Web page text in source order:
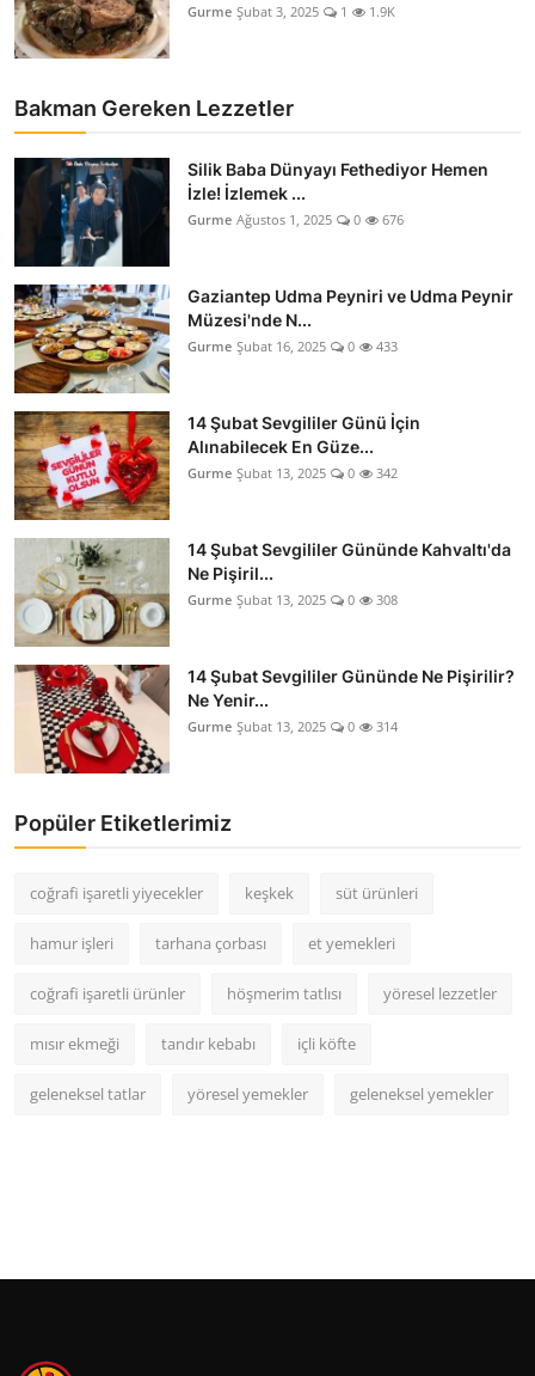
Gurme Şubat 3, 2025 1 1.9K
Bakman Gereken Lezzetler
Silik Baba Dünyayı Fethediyor Hemen
İzle! İzlemek ...
Gurme Ağustos 1, 2025 0 676
Gaziantep Udma Peyniri ve Udma Peynir
Müzesi'nde N...
Gurme Şubat 16, 2025 0 433
14 Şubat Sevgililer Günü İçin
Alınabilecek En Güze...
Gurme Şubat 13, 2025 0 342
14 Şubat Sevgililer Gününde Kahvaltı'da
Ne Pişiril...
Gurme Şubat 13, 2025 0 308
14 Şubat Sevgililer Gününde Ne Pişirilir?
Ne Yenir...
Gurme Şubat 13, 2025 0 314
Popüler Etiketlerimiz
coğrafi işaretli yiyecekler keşkek süt ürünleri
hamur işleri tarhana çorbası et yemekleri
coğrafi işaretli ürünler höşmerim tatlısı yöresel lezzetler
mısır ekmeği tandır kebabı içli köfte
geleneksel tatlar yöresel yemekler geleneksel yemekler